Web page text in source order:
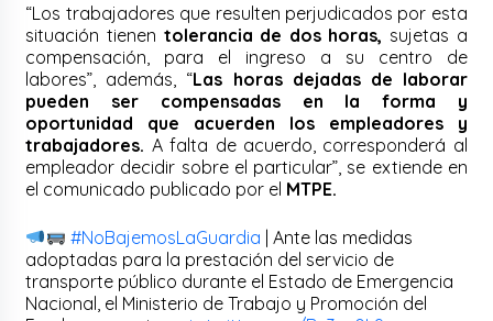
“Los trabajadores que resulten perjudicados por esta
situación tienen tolerancia de dos horas, sujetas a
compensación, para el ingreso a su centro de
labores”, además, “Las horas dejadas de laborar
pueden ser compensadas en la forma y
oportunidad que acuerden los empleadores y
trabajadores. A falta de acuerdo, corresponderá al
empleador decidir sobre el particular”, se extiende en
el comunicado publicado por el MTPE.
#NoBajemosLaGuardia | Ante las medidas
adoptadas para la prestación del servicio de
transporte público durante el Estado de Emergencia
Nacional, el Ministerio de Trabajo y Promoción del